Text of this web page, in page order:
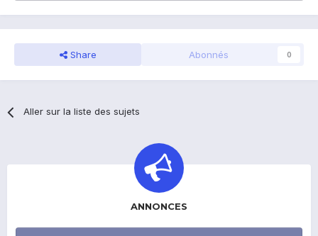
Share Abonnés 0
Aller sur la liste des sujets
ANNONCES